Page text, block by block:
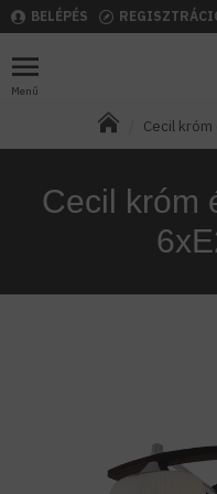
BELÉPÉS
Cecil króm
Cecil króm